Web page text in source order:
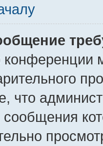
конференции
что
сообщения